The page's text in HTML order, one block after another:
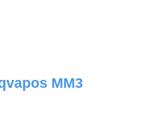
MM3